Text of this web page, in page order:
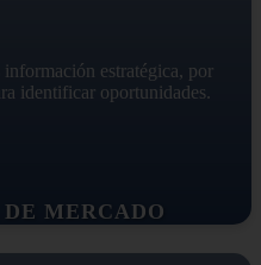
MERCADO
información estratégica, por
identificar oportunidades.